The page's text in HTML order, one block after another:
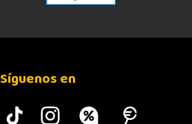
Síguenos en